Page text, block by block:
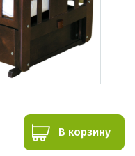
В корзину